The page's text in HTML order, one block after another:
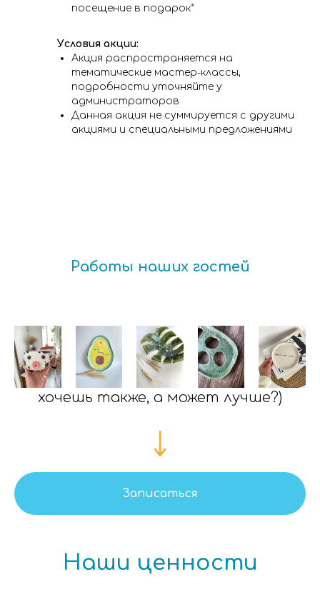
посещение в подарок*
Условия акции:
Акция распространяется на
тематические мастер-классы,
подробности уточняйте у
администраторов
Данная акция не суммируется с другими
акциями и специальными предложениями
Работы наших гостей
хочешь также, а может лучше?)
Записаться
Наши ценности